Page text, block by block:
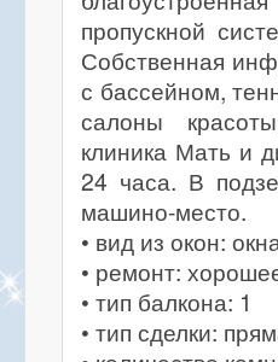
пропускной
Собственная
с бассейном,
салоны
клиника Мать и
24 часа. В
машино-место.
• вид из окон:
• ремонт:
• тип балкона: 1
• тип сделки: